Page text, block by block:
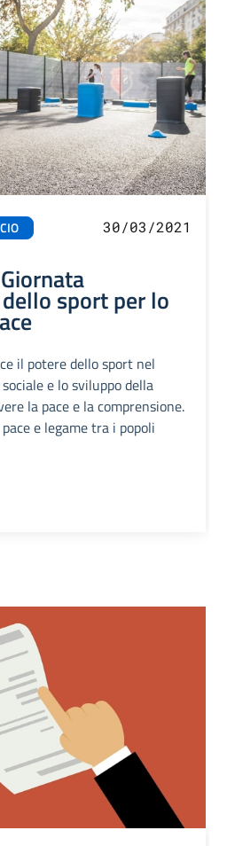
CIO 30/03/2021
sport per lo
il potere dello sport nel
e lo sviluppo della
la pace e la comprensione.
e legame tra i popoli